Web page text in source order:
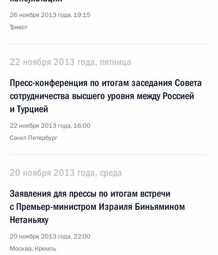
26 ноября 2013 года, 19:15
Триест
22 ноября 2013 года, пятница
Пресс-конференция по итогам заседания Совета
сотрудничества высшего уровня между Россией
и Турцией
22 ноября 2013 года, 16:00
Санкт-Петербург
20 ноября 2013 года, среда
Заявления для прессы по итогам встречи
с Премьер-министром Израиля Биньямином
Нетаньяху
20 ноября 2013 года, 22:00
Москва, Кремль